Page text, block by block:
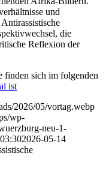
und
die
Reflexion der
finden sich im folgenden
ist
2026/05/vortag.webp
wp-
neu-1-
2026-05-14